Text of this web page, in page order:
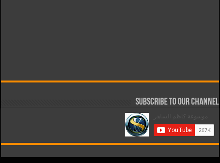
Subscribe to our Channel